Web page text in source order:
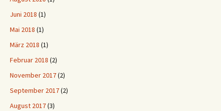
Juni 2018 (1)
Mai 2018 (1)
März 2018 (1)
Februar 2018 (2)
November 2017(2)
September 2017(2)
August 2017(3)